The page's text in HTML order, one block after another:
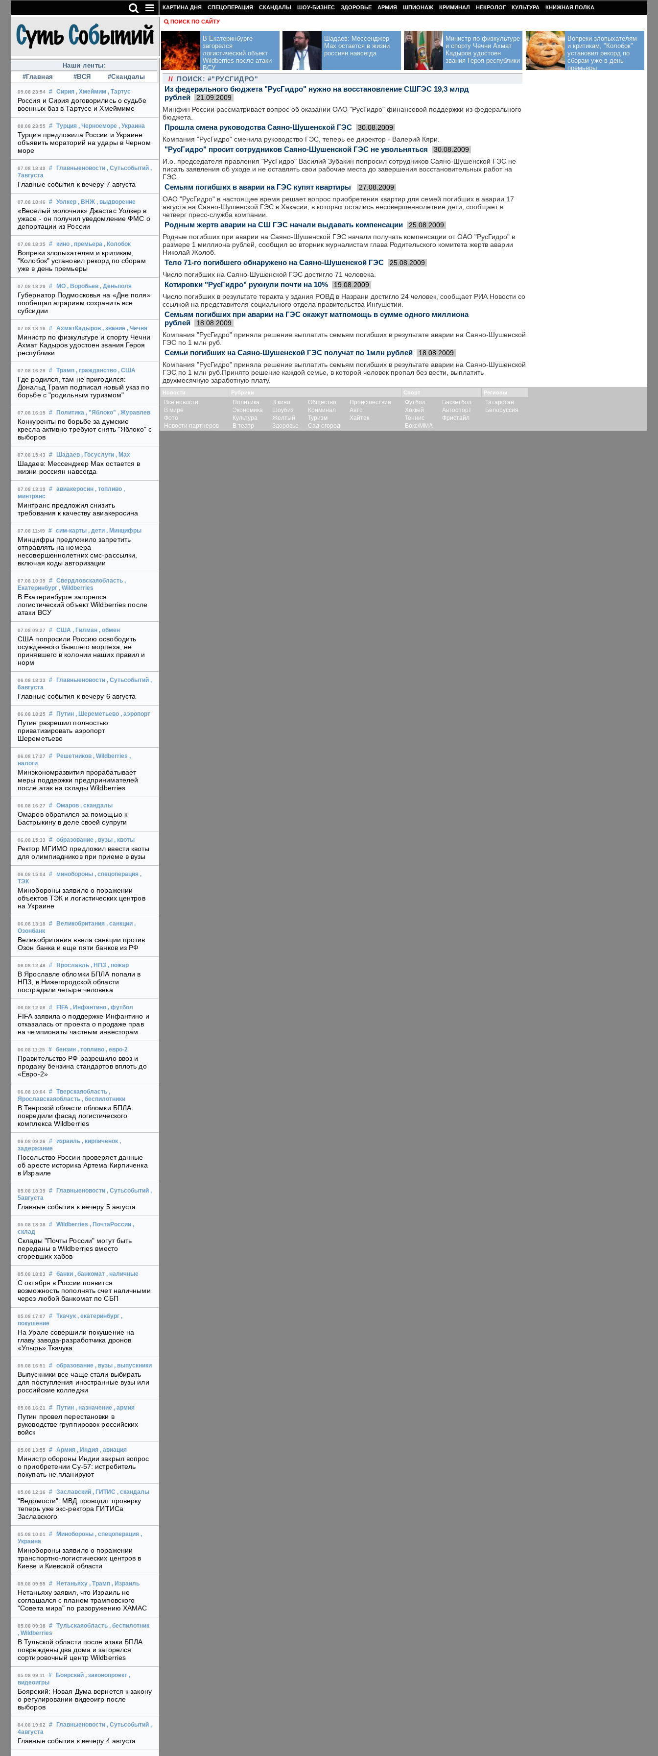
Наши ленты:
#Главная
#ВСЯ #Скандалы
09.08 23:54 # Сирия , Хмеймим , Тартус
Россия и Сирия договорились о судьбе
военных баз в Тартусе и Хмеймиме
08.08 23:55 # Турция , Черноеморе , Украина
Турция предложила России и Украине
объявить мораторий на удары в Черном
море
07.08 18:49 # Главныеновости , Сутьсобытий ,
7августа
Главные события к вечеру 7 августа
07.08 18:46 # Уолкер , ВНЖ , выдворение
«Веселый молочник» Джастас Уолкер в
ужасе - он получил уведомление ФМС о
депортации из России
07.08 18:35 # кино , премьера , Колобок
Вопреки злопыхателям и критикам,
"Колобок" установил рекорд по сборам
уже в день премьеры
07.08 18:29 # МО , Воробьев , Деньполя
Губернатор Подмосковья на «Дне поля»
пообещал аграриям сохранить все
субсидии
07.08 18:16 # АхматКадыров , звание , Чечня
Министр по физкультуре и спорту Чечни
Ахмат Кадыров удостоен звания Героя
республики
07.08 16:29 # Трамп , гражданство , США
Где родился, там не пригодился:
Дональд Трамп подписал новый указ по
борьбе с "родильным туризмом"
07.08 16:15 # Политика , "Яблоко" , Журавлев
Конкуренты по борьбе за думские
кресла активно требуют снять "Яблоко" с
выборов
07.08 15:43 # Шадаев , Госуслуги , Max
Шадаев: Мессенджер Max остается в
жизни россиян навсегда
07.08 13:19 # авиакеросин , топливо ,
минтранс
Минтранс предложил снизить
требования к качеству авиакеросина
07.08 11:49 # сим-карты , дети , Минцифры
Минцифры предложило запретить
отправлять на номера
несовершеннолетних смс-рассылки,
включая коды авторизации
07.08 10:39 # Свердловскаяобласть ,
Екатеринбург , Wildberries
В Екатеринбурге загорелся
логистический объект Wildberries после
атаки ВСУ
07.08 09:27 # США , Гилман , обмен
США попросили Россию освободить
осужденного бывшего морпеха, не
принявшего в колонии наших правил и
норм
06.08 18:33 # Главныеновости , Сутьсобытий ,
6августа
Главные события к вечеру 6 августа
06.08 18:25 # Путин , Шереметьево , аэропорт
Путин разрешил полностью
приватизировать аэропорт
Шереметьево
06.08 17:27 # Решетников , Wildberries ,
налоги
Минэкономразвития прорабатывает
меры поддержки предпринимателей
после атак на склады Wildberries
06.08 16:27 # Омаров , скандалы
Омаров обратился за помощью к
Бастрыкину в деле своей супруги
06.08 15:33 # образование , вузы , квоты
Ректор МГИМО предложил ввести квоты
для олимпиадников при приеме в вузы
06.08 15:04 # минобороны , спецоперация ,
ТЭК
Минобороны заявило о поражении
объектов ТЭК и логистических центров
на Украине
06.08 13:18 # Великобритания , санкции ,
Озонбанк
Великобритания ввела санкции против
Озон банка и еще пяти банков из РФ
06.08 12:48 # Ярославль , НПЗ , пожар
В Ярославле обломки БПЛА попали в
НПЗ, в Нижегородской области
пострадали четыре человека
06.08 12:08 # FIFA , Инфантино , футбол
FIFA заявила о поддержке Инфантино и
отказалась от проекта о продаже прав
на чемпионаты частным инвесторам
06.08 11:25 # бензин , топливо , евро-2
Правительство РФ разрешило ввоз и
продажу бензина стандартов вплоть до
«Евро-2»
06.08 10:04 # Тверскаяобласть ,
Ярославскаяобласть , беспилотники
В Тверской области обломки БПЛА
повредили фасад логистического
комплекса Wildberries
06.08 09:26 # израиль , кирпиченок ,
задержание
Посольство России проверяет данные
об аресте историка Артема Кирпиченка
в Израиле
05.08 18:39 # Главныеновости , Сутьсобытий ,
5августа
Главные события к вечеру 5 августа
05.08 18:38 # Wildberries , ПочтаРоссии ,
склад
Склады "Почты России" могут быть
переданы в Wildberries вместо
сгоревших хабов
05.08 18:03 # банки , банкомат , наличные
С октября в России появится
возможность пополнять счет наличными
через любой банкомат по СБП
05.08 17:07 # Ткачук , екатеринбург ,
покушение
На Урале совершили покушение на
главу завода-разработчика дронов
«Упырь» Ткачука
05.08 16:51 # образование , вузы , выпускники
Выпускники все чаще стали выбирать
для поступления иностранные вузы или
российские колледжи
05.08 16:21 # Путин , назначение , армия
Путин провел перестановки в
руководстве группировок российских
войск
05.08 13:55 # Армия , Индия , авиация
Министр обороны Индии закрыл вопрос
о приобретении Су-57: истребитель
покупать не планируют
05.08 12:16 # Заславский , ГИТИС , скандалы
"Ведомости": МВД проводит проверку
теперь уже экс-ректора ГИТИСа
Заславского
05.08 10:01 # Минобороны , спецоперация ,
Украина
Минобороны заявило о поражении
транспортно-логистических центров в
Киеве и Киевской области
05.08 09:55 # Нетаньяху , Трамп , Израиль
Нетаньяху заявил, что Израиль не
соглашался с планом трамповского
"Совета мира" по разоружению ХАМАС
05.08 09:38 # Тульскаяобласть , беспилотник
, Wildberries
В Тульской области после атаки БПЛА
повреждены два дома и загорелся
сортировочный центр Wildberries
05.08 09:11 # Боярский , законопроект ,
видеоигры
Боярский: Новая Дума вернется к закону
о регулировании видеоигр после
выборов
04.08 19:02 # Главныеновости , Сутьсобытий ,
4августа
Главные события к вечеру 4 августа
КАРТИНА ДНЯ СПЕЦОПЕРАЦИЯ СКАНДАЛЫ ШОУ-БИЗНЕС ЗДОРОВЬЕ АРМИЯ ШПИОНАЖ КРИМИНАЛ НЕКРОЛОГ КУЛЬТУРА КНИЖНАЯ ПОЛКА
ПОИСК ПО САЙТУ
В Екатеринбурге
загорелся
логистический объект
Wildberries после атаки
ВСУ
Шадаев: Мессенджер
Max остается в жизни
россиян навсегда
Министр по физкультуре
и спорту Чечни Ахмат
Кадыров удостоен
звания Героя республики
Вопреки злопыхателям
и критикам, "Колобок"
установил рекорд по
сборам уже в день
премьеры
// ПОИСК: #"РУСГИДРО"
Из федерального бюджета "РусГидро" нужно на восстановление СШГЭС 19,3 млрд
рублей
21.09.2009
Минфин России рассматривает вопрос об оказании ОАО "РусГидро" финансовой поддержки из федерального
бюджета.
Прошла смена руководства Саяно-Шушенской ГЭС 30.08.2009
Компания "РусГидро" сменила руководство ГЭС, теперь ее директор - Валерий Кяри.
"РусГидро" просит сотрудников Саяно-Шушенской ГЭС не увольняться 30.08.2009
И.о. председателя правления "РусГидро" Василий Зубакин попросил сотрудников Саяно-Шушенской ГЭС не
писать заявления об уходе и не оставлять свои рабочие места до завершения восстановительных работ на
ГЭС.
Семьям погибших в аварии на ГЭС купят квартиры 27.08.2009
ОАО "РусГидро" в настоящее время решает вопрос приобретения квартир для семей погибших в аварии 17
августа на Саяно-Шушенской ГЭС в Хакасии, в которых остались несовершеннолетние дети, сообщает в
четверг пресс-служба компании.
Родным жертв аварии на СШ ГЭС начали выдавать компенсации 25.08.2009
Родные погибших при аварии на Саяно-Шушенской ГЭС начали получать компенсации от ОАО "РусГидро" в
размере 1 миллиона рублей, сообщил во вторник журналистам глава Родительского комитета жертв аварии
Николай Жолоб.
Тело 71-го погибшего обнаружено на Саяно-Шушенской ГЭС 25.08.2009
Число погибших на Саяно-Шушенской ГЭС достигло 71 человека.
Котировки "РусГидро" рухнули почти на 10% 19.08.2009
Число погибших в результате теракта у здания РОВД в Назрани достигло 24 человек, сообщает РИА Новости со
ссылкой на представителя социального отдела правительства Ингушетии.
Семьям погибших при аварии на ГЭС окажут матпомощь в сумме одного миллиона
рублей
18.08.2009
Компания "РусГидро" приняла решение выплатить семьям погибших в результате аварии на Саяно-Шушенской
ГЭС по 1 млн руб.
Семьи погибших на Саяно-Шушенской ГЭС получат по 1млн рублей 18.08.2009
Компания "РусГидро" приняла решение выплатить семьям погибших в результате аварии на Саяно-Шушенской
ГЭС по 1 млн руб.Принято решение каждой семье, в которой человек пропал без вести, выплатить
двухмесячную заработную плату.
Новости
Все новости
В мире
Фото
Новости партнеров
Рубрики
Политика
Экономика
Культура
В театр
В кино
Шоубиз
Желтый
Здоровье
Общество
Криминал
Туризм
Сад-огород
Происшествия
Авто
Хайтек
Спорт
Футбол
Хоккей
Теннис
Бокс/ММА
Баскетбол
Автоспорт
Фристайл
Регионы
Татарстан
Белоруссия